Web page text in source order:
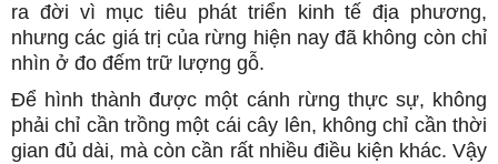
ra đời vì mục tiêu phát triển kinh tế địa phương,
nhưng các giá trị của rừng hiện nay đã không còn chỉ
nhìn ở đo đếm trữ lượng gỗ.
Để hình thành được một cánh rừng thực sự, không
phải chỉ cần trồng một cái cây lên, không chỉ cần thời
gian đủ dài, mà còn cần rất nhiều điều kiện khác. Vậy